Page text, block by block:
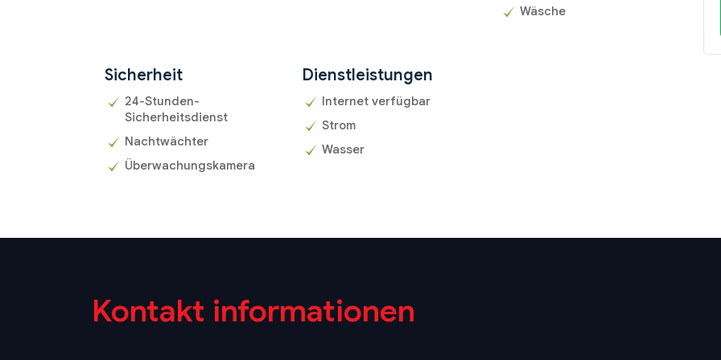
Wäsche
Sicherheit
24-Stunden-
Sicherheitsdienst
Nachtwächter
Überwachungskamera
Dienstleistungen
Internet verfügbar
Strom
Wasser
Kontakt informationen